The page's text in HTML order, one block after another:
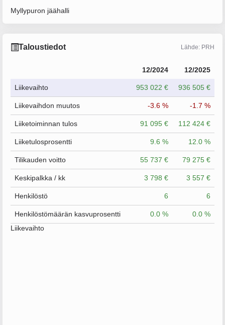
Myllypuron jäähalli
Taloustiedot Lähde: PRH
12/2024 12/2025
Liikevaihto 953 022 € 936 505 €
Liikevaihdon muutos -3.6 % -1.7 %
Liiketoiminnan tulos 91 095 € 112 424 €
Liiketulosprosentti 9.6 % 12.0 %
Tilikauden voitto 55 737 € 79 275 €
Keskipalkka / kk 3 798 € 3 557 €
Henkilöstö 6 6
Henkilöstömäärän kasvuprosentti 0.0 %
0.0 %
Liikevaihto